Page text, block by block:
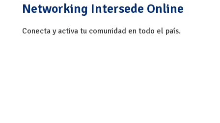
Networking Intersede Online
Conecta y activa tu comunidad en todo el país.